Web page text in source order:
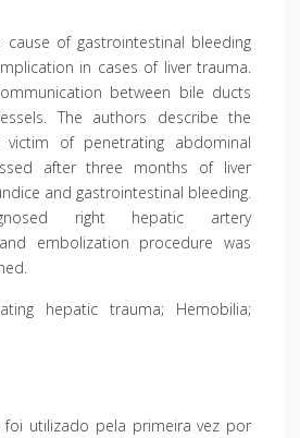
of gastrointestinal bleeding
in cases of liver trauma.
between bile ducts
The authors describe the
of penetrating abdominal
after three months of liver
and gastrointestinal bleeding.
right hepatic artery
embolization procedure was
hepatic trauma; Hemobilia;
utilizado pela primeira vez por